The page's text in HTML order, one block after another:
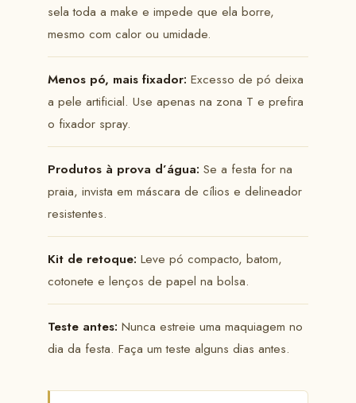
sela toda a make e impede que ela borre,
mesmo com calor ou umidade.
Menos pó, mais fixador: Excesso de pó deixa
a pele artificial. Use apenas na zona T e prefira
o fixador spray.
Produtos à prova d’água: Se a festa for na
praia, invista em máscara de cílios e delineador
resistentes.
Kit de retoque: Leve pó compacto, batom,
cotonete e lenços de papel na bolsa.
Teste antes: Nunca estreie uma maquiagem no
dia da festa. Faça um teste alguns dias antes.